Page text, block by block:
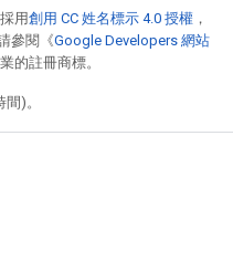
用創用 CC 姓名標示 4.0 授權 ，
參閱《Google Developers 網站
的註冊商標。
)。